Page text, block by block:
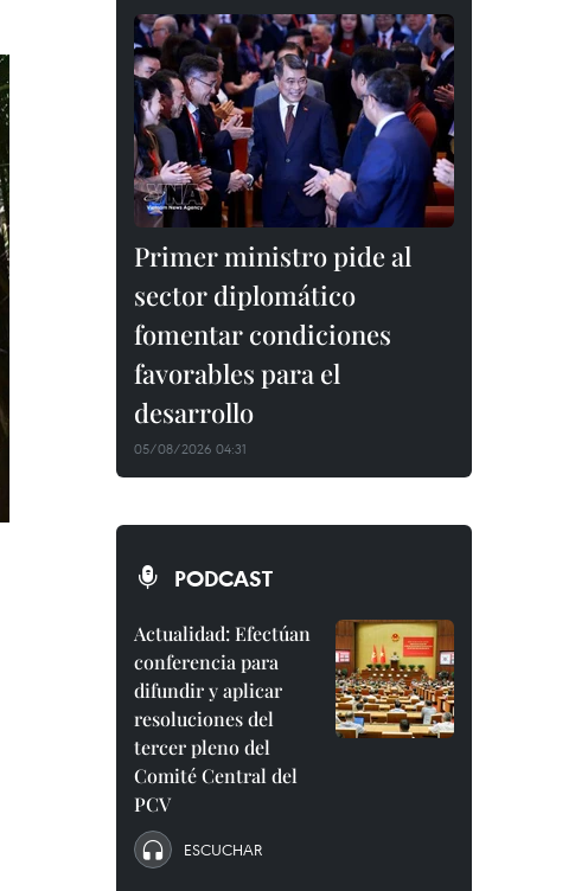
Primer ministro pide al
sector diplomático
fomentar condiciones
favorables para el
desarrollo
05/08/2026 04:31
PODCAST
Actualidad: Efectúan
conferencia para
difundir y aplicar
resoluciones del
tercer pleno del
Comité Central del
PCV
ESCUCHAR